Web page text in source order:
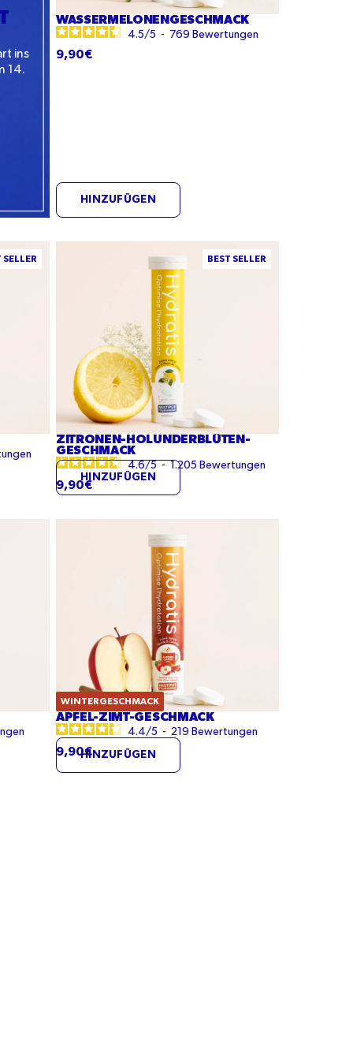
ins
14.
WASSERMELONENGESCHMACK
4.5/5 - 769 Bewertungen
9,90€
HINZUFÜGEN
SELLER
Holunderblüten-
BEST SELLER
ZITRONEN-HOLUNDERBLÜTEN-
GESCHMACK
4.6/5 - 1.205 Bewertungen
9,90€
HINZUFÜGEN
WINTERGESCHMACK
APFEL-ZIMT-GESCHMACK
4.4/5 - 219 Bewertungen
9,90€HINZUFÜGEN